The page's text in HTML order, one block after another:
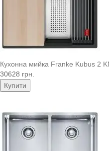
Кухонна мийка Franke Kubus 2
30628 грн.
Купити